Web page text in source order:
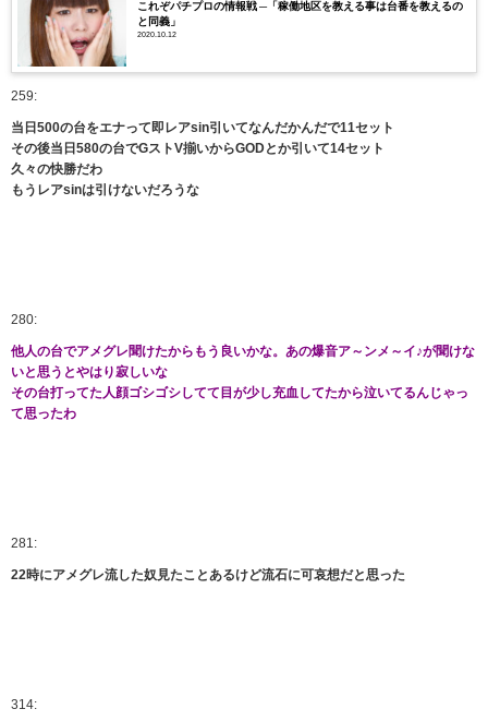
これぞパチプロの情報戦 ─「稼働地区を教える事は台番を教えるの
と同義」
2020.10.12
259:
当日500の台をエナって即レアsin引いてなんだかんだで11セット
その後当日580の台でGストV揃いからGODとか引いて14セット
久々の快勝だわ
もうレアsinは引けないだろうな
280:
他人の台でアメグレ聞けたからもう良いかな。あの爆音ア～ンメ～イ♪が聞けな
いと思うとやはり寂しいな
その台打ってた人顔ゴシゴシしてて目が少し充血してたから泣いてるんじゃっ
て思ったわ
281:
22時にアメグレ流した奴見たことあるけど流石に可哀想だと思った
314: